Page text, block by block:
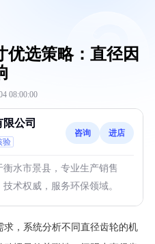
优选策略：直径因
08:00:00
公司
验
咨询 进店
水市景县，专业生产销售
术权威，服务环保领域。
，系统分析不同直径齿轮的机